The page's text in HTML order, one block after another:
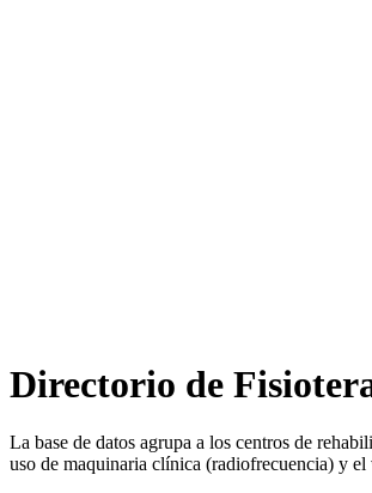
Directorio de
La base de datos agrupa a los centros de
uso de maquinaria clínica (radiofrecuencia) y el